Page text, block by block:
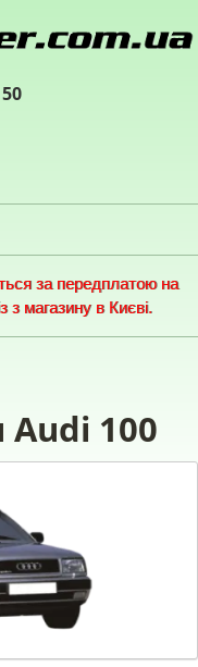
за передплатою на
магазину в Києві.
100